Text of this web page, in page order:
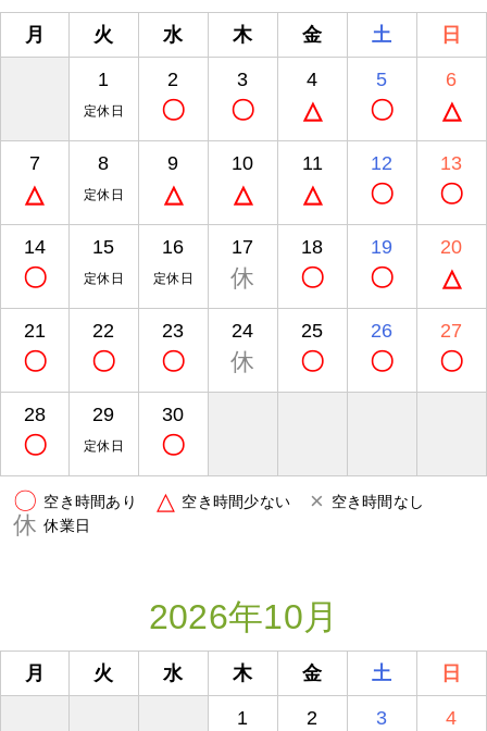
月 火 水 木 金 土 日
1
定休日
2
〇
3
〇
4
△
5
〇
6
△
7
△
8
定休日
9
△
10
△
11
△
12
〇
13
〇
14
〇
15
定休日
16
定休日
17
休
18
〇
19
〇
20
△
21
〇
22
〇
23
〇
24
休
25
〇
26
〇
27
〇
28
〇
29
定休日
30
〇
〇 空き時間あり △ 空き時間少ない × 空き時間なし
休 休業日
2026年10月
月 火 水 木 金 土 日
1 2 3 4